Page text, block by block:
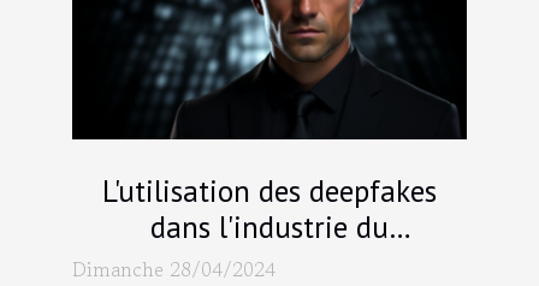
L'utilisation des deepfakes
dans l'industrie du
divertissement : défis et
Dimanche 28/04/2024